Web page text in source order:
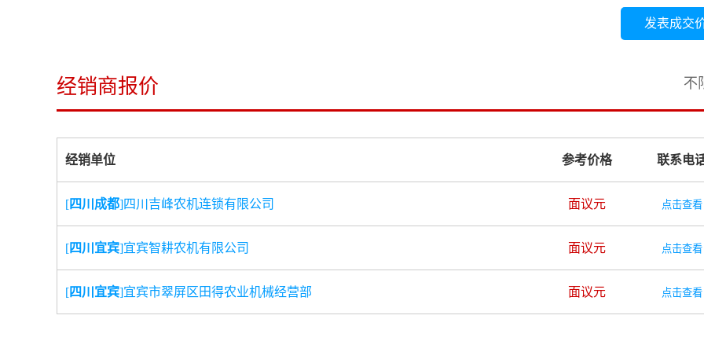
发表成交
经销商报价 不
经销单位 参考价格 联系电
[四川成都]四川吉峰农机连锁有限公司 面议元 点击查看
[四川宜宾]宜宾智耕农机有限公司 面议元 点击查看
[四川宜宾]宜宾市翠屏区田得农业机械经营部 面议元 点击查看